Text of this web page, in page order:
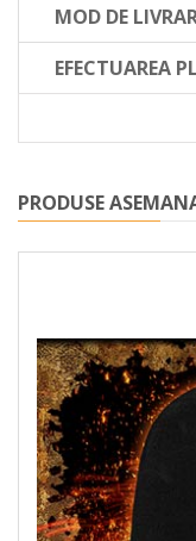
MOD DE
EFECTUAREA
PRODUSE